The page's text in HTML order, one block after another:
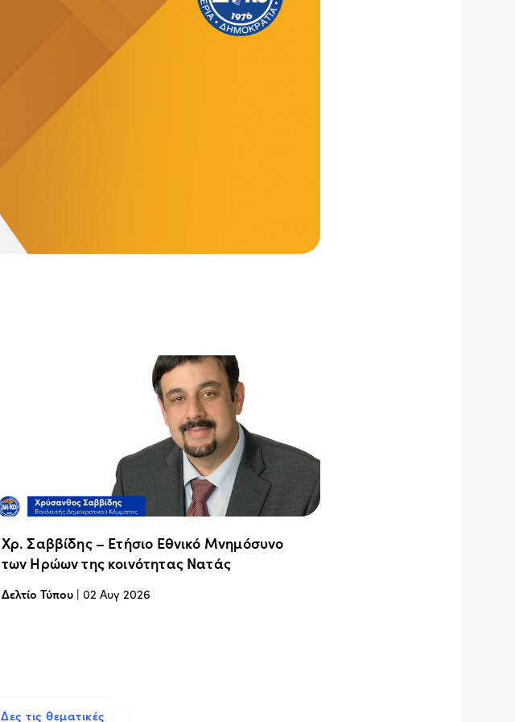
Χρ. Σαββίδης – Ετήσιο Εθνικό Μνημόσυνο
των Ηρώων της κοινότητας Νατάς
Δελτίο Τύπου| 02 Αυγ 2026
Δες τις θεματικές